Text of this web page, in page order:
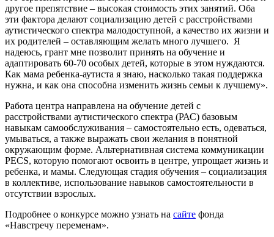
другое препятствие – высокая стоимость этих занятий. Оба
эти фактора делают социализацию детей с расстройствами
аутистического спектра малодоступной, а качество их жизни и
их родителей – оставляющим желать много лучшего. Я
надеюсь, грант мне позволит принять на обучение и
адаптировать 60-70 особых детей, которые в этом нуждаются.
Как мама ребенка-аутиста я знаю, насколько такая поддержка
нужна, и как она способна изменить жизнь семьи к лучшему».
Работа центра направлена на обучение детей с
расстройствами аутистического спектра (РАС) базовым
навыкам самообслуживания – самостоятельно есть, одеваться,
умываться, а также выражать свои желания в понятной
окружающим форме. Альтернативная система коммуникации
PECS, которую помогают освоить в центре, упрощает жизнь и
ребенка, и мамы. Следующая стадия обучения – социализация
в коллективе, использование навыков самостоятельности в
отсутствии взрослых.
Подробнее о конкурсе можно узнать на сайте фонда
«Навстречу переменам».